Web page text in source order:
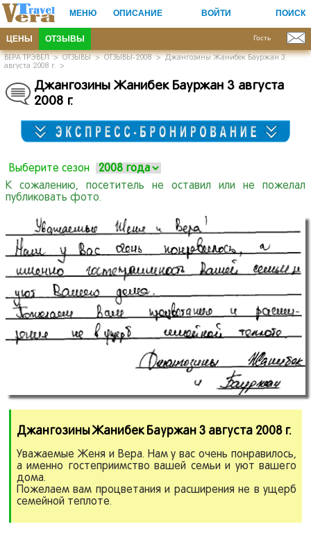
МЕНЮ ОПИСАНИЕ ВОЙТИ ПОИСК
ЦЕНЫ ОТЗЫВЫ Гость
ВЕРА ТРЭВЕЛ>ОТЗЫВЫ>ОТЗЫВЫ-2008>Джангозины Жанибек Бауржан 3
августа 2008 г. >
Джангозины Жанибек Бауржан 3 августа
2008 г.
Выберите сезон
К сожалению, посетитель не оставил или не пожелал
публиковать фото.
Джангозины Жанибек Бауржан 3 августа 2008 г.
Уважаемые Женя и Вера. Нам у вас очень понравилось,
а именно гостеприимство вашей семьи и уют вашего
дома.
Пожелаем вам процветания и расширения не в ущерб
семейной теплоте.